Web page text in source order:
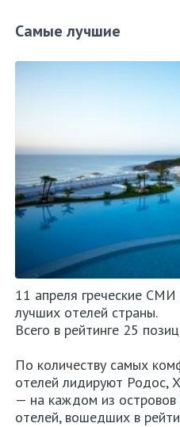
Самые лучшие
11 апреля греческие СМИ
лучших отелей страны.
Всего в рейтинге 25
По количеству самых
отелей лидируют Родос,
— на каждом из
отелей, вошедших в